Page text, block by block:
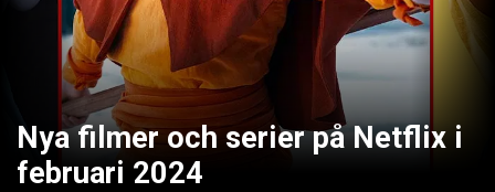
Nya filmer och serier på Netflix i
februari 2024